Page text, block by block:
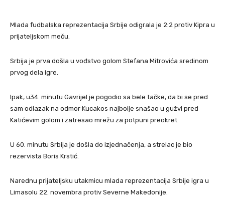
Mlada fudbalska reprezentacija Srbije odigrala je 2:2 protiv Kipra u
prijateljskom meču.
Srbija je prva došla u vođstvo golom Stefana Mitrovića sredinom
prvog dela igre.
Ipak, u34. minutu Gavrijel je pogodio sa bele tačke, da bi se pred
sam odlazak na odmor Kucakos najbolje snašao u gužvi pred
Katićevim golom i zatresao mrežu za potpuni preokret.
U 60. minutu Srbija je došla do izjednačenja, a strelac je bio
rezervista Boris Krstić.
Narednu prijateljsku utakmicu mlada reprezentacija Srbije igra u
Limasolu 22. novembra protiv Severne Makedonije.